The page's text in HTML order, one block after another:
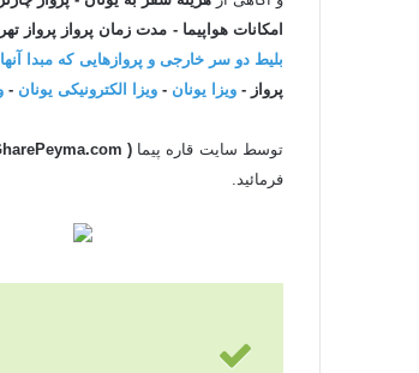
امکانات هواپیما - مدت زمان پرواز پرواز
بلیط دو سر خارجی و پروازهایی که مبدا
پرواز -ویزا یونان -ویزا الکترونیکی یونان -
توسط سایت قاره پیما( GharePeyma.com )
فرمائید.